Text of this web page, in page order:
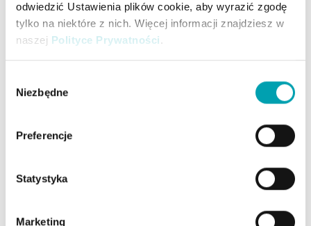
odwiedzić Ustawienia plików cookie, aby wyrazić zgodę
tylko na niektóre z nich. Więcej informacji znajdziesz w
naszej Polityce Prywatności .
zgody
Niezbędne
Preferencje
Statystyka
Marketing
PODZIEL SIĘ ARTYKUŁEM